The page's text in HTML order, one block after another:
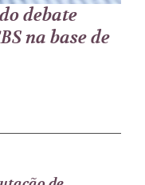
debate
na base de